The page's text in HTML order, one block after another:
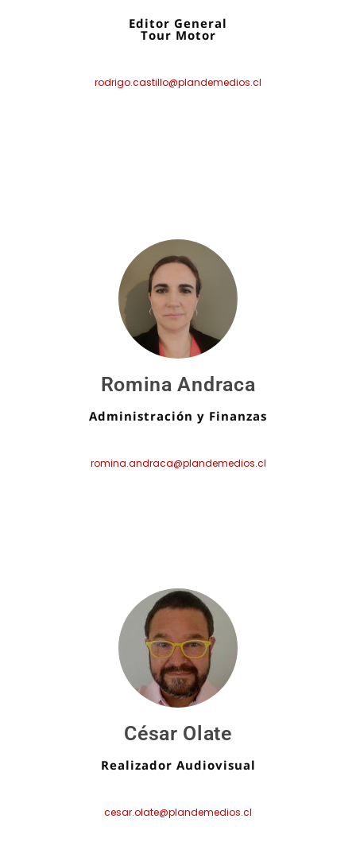
Editor General
Tour Motor
rodrigo.castillo@plandemedios.cl
Romina Andraca
Administración y Finanzas
romina.andraca@plandemedios.cl
César Olate
Realizador Audiovisual
cesar.olate@plandemedios.cl